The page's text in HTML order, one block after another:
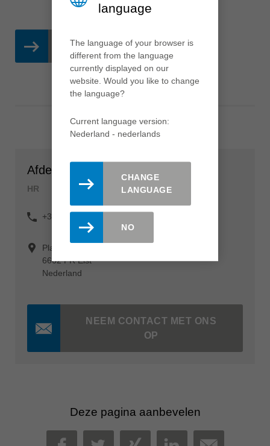
ACTUELE VACATURES
Afdeling HR
HR
+31 (0) 481 748 100
Platinaweg 7-9
6662 PR Elst
Nederland
NEEM CONTACT MET ONS
OP
Deze pagina aanbevelen
language
The language of your browser is
different from the language
currently displayed on our
website. Would you like to change
the language?
Current language version:
Nederland - nederlands
CHANGE
LANGUAGE
NO